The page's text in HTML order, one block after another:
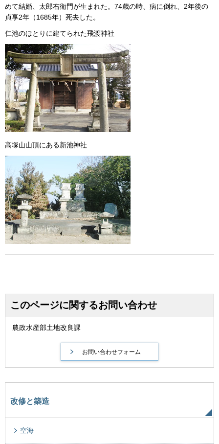
めて結婚、太郎右衛門が生まれた。74歳の時、病に倒れ、2年後の
貞享2年（1685年）死去した。
仁池のほとりに建てられた飛渡神社
高塚山山頂にある新池神社
このページに関するお問い合わせ
農政水産部土地改良課
改修と築造
空海